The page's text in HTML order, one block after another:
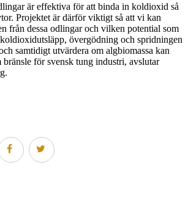
är effektiva för att binda in koldioxid så
Projektet är därför viktigt så att vi kan
från dessa odlingar och vilken potential som
övergödning och spridningen
samtidigt utvärdera om algbiomassa kan
för svensk tung industri, avslutar